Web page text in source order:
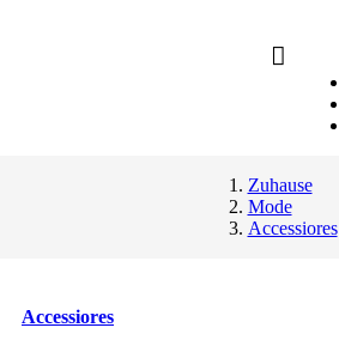
Zuhause
Mode
Accessiores
Accessiores